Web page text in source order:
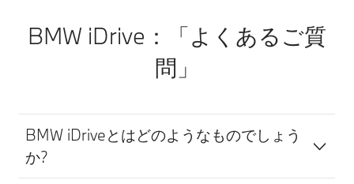
BMW iDrive：「よくあるご質
問」
BMW iDriveとはどのようなものでしょう
か?